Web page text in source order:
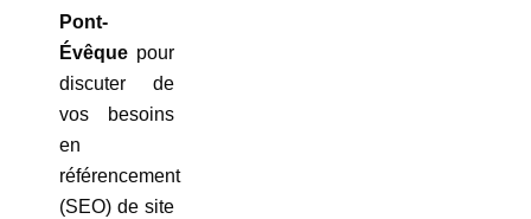
Pont-
Évêque pour
discuter de
vos besoins
en
référencement
(SEO) de site